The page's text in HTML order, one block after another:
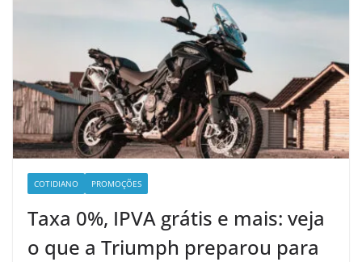
COTIDIANO PROMOÇÕES
Taxa 0%, IPVA grátis e mais: veja
o que a Triumph preparou para